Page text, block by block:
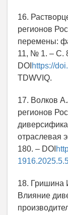
16.
регионов
перемены:
11, № 1. – С.
DOI https://
TDWVIQ.
17. Волков
регионов
отраслевая
180. – DOI
18. Гришина
Влияние